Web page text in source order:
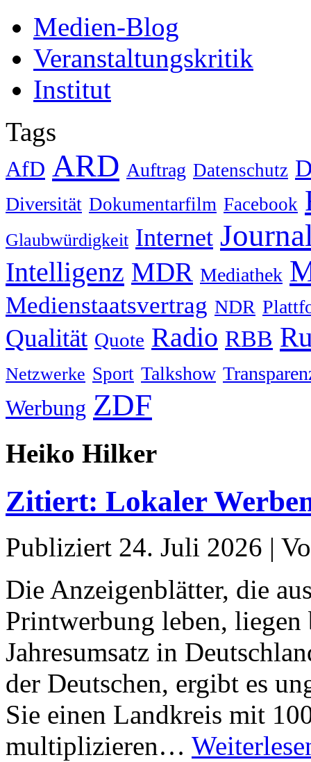
Medien-Blog
Veranstaltungskritik
Institut
Tags
AfD ARD Auftrag Datenschutz
Diversität Dokumentarfilm Facebook
Glaubwürdigkeit Internet
Intelligenz MDR Mediathek
Medienstaatsvertrag NDR
Qualität Quote Radio RBB
Netzwerke Sport Talkshow
Werbung ZDF
Heiko Hilker
Zitiert: Lokaler
Publiziert 24. Juli 2026 |
Die Anzeigenblätter, die
Printwerbung leben,
Jahresumsatz in
der Deutschen, ergibt es
Sie einen Landkreis mit
multiplizieren…